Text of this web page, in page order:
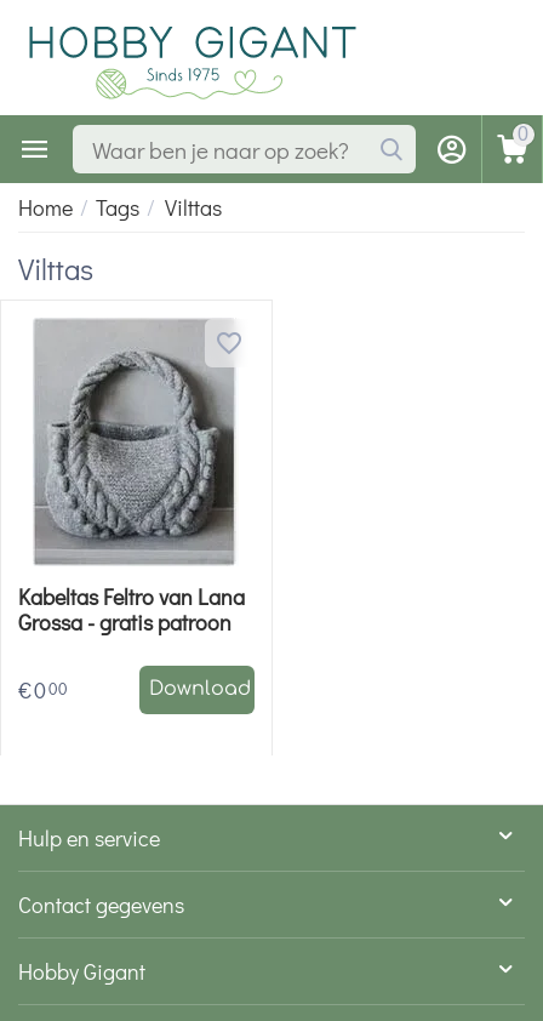
0
Home / Tags / Vilttas
Vilttas
Kabeltas Feltro van Lana
Grossa - gratis patroon
€000 Download
Hulp en service
Contact gegevens
Hobby Gigant